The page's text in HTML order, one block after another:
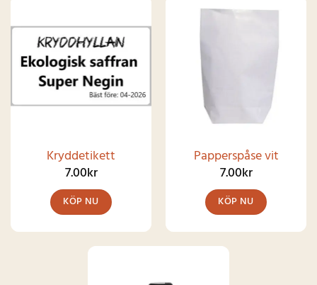
Kryddetikett
7.00kr
KÖP NU
Papperspåse vit
7.00kr
KÖP NU